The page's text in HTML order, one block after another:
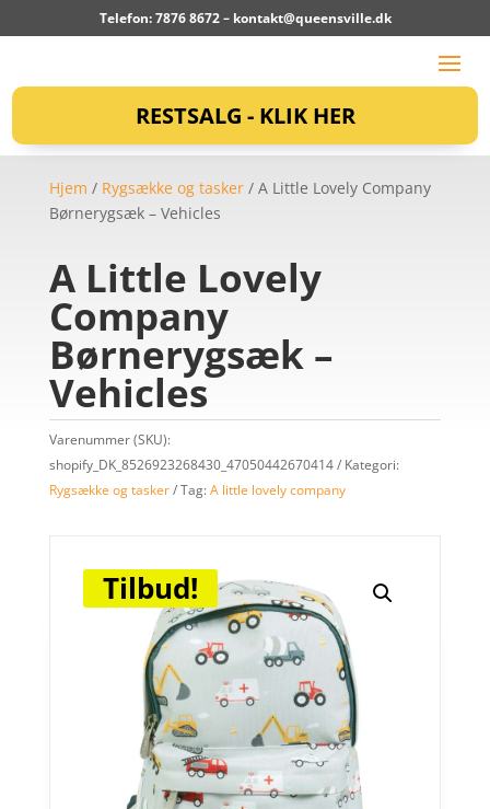
Telefon: 7876 8672 – kontakt@queensville.dk
RESTSALG - KLIK HER
Hjem / Rygsække og tasker/ A Little Lovely Company
Børnerygsæk – Vehicles
A Little Lovely
Company
Børnerygsæk –
Vehicles
Varenummer (SKU):
shopify_DK_8526923268430_47050442670414
Kategori:
Rygsække og tasker
Tag:A little lovely company
Tilbud!